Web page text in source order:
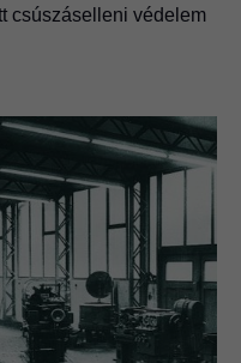
csúszáselleni védelem